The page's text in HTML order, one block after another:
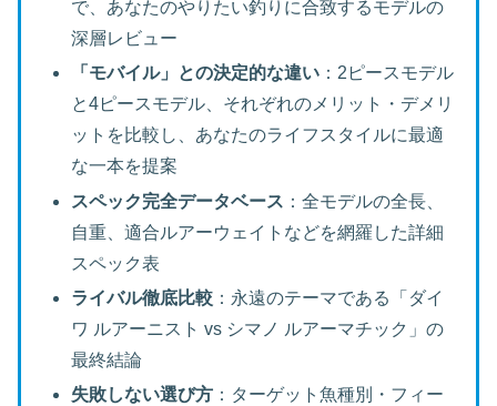
で、あなたのやりたい釣りに合致するモデルの
深層レビュー
「モバイル」との決定的な違い ：2ピースモデル
と4ピースモデル、それぞれのメリット・デメリ
ットを比較し、あなたのライフスタイルに最適
な一本を提案
スペック完全データベース ：全モデルの全長、
自重、適合ルアーウェイトなどを網羅した詳細
スペック表
ライバル徹底比較 ：永遠のテーマである「ダイ
ワ ルアーニスト vs シマノ ルアーマチック」の
最終結論
失敗しない選び方 ：ターゲット魚種別・フィー